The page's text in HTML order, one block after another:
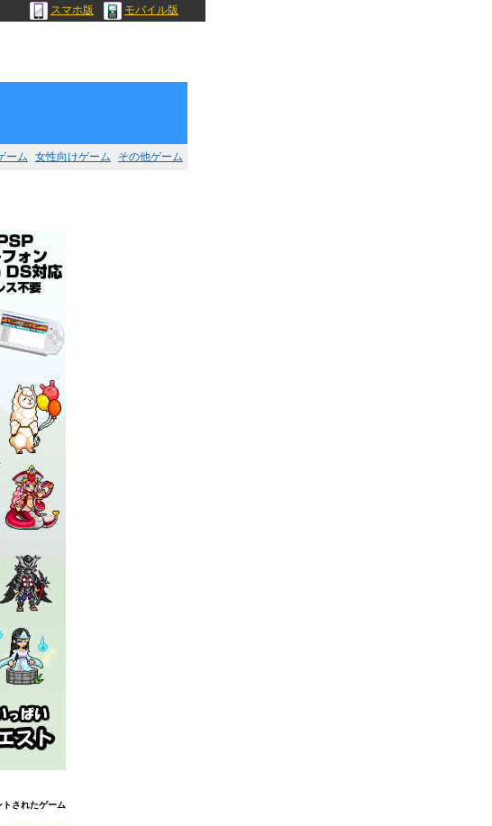
スマホ版 モバイル版
ーム 女性向けゲーム その他ゲーム
トされたゲーム